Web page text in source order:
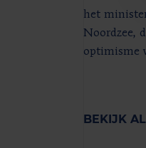
het
Noordzee,
optimisme
BEKIJK